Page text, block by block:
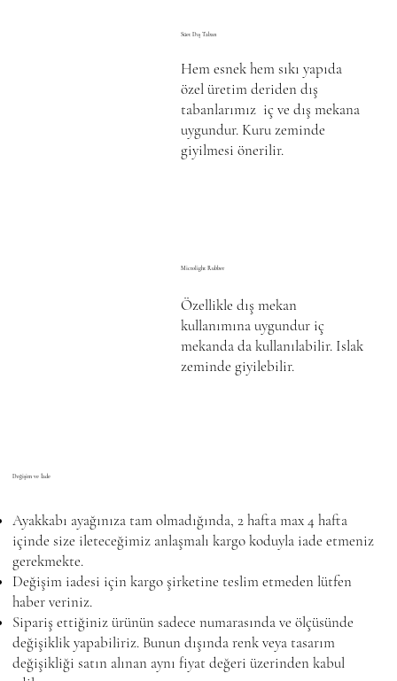
Süet Dış Taban
Microlight Rubber
Değişim ve İade
Ayakkabı ayağınıza tam olmadığında, 2 hafta max 4 hafta
içinde size ileteceğimiz anlaşmalı kargo koduyla iade etmeniz
gerekmekte.
Değişim iadesi için kargo şirketine teslim etmeden lütfen
haber veriniz.
Sipariş ettiğiniz ürünün sadece numarasında ve ölçüsünde
değişiklik yapabiliriz. Bunun dışında renk veya tasarım
değişikliği satın alınan aynı fiyat değeri üzerinden kabul
Özellikle dış mekan
kullanımına uygundur iç
mekanda da kullanılabilir. Islak
zeminde giyilebilir.
Hem esnek hem sıkı yapıda
özel üretim deriden dış
tabanlarımız iç ve dış mekana
uygundur. Kuru zeminde
giyilmesi önerilir.